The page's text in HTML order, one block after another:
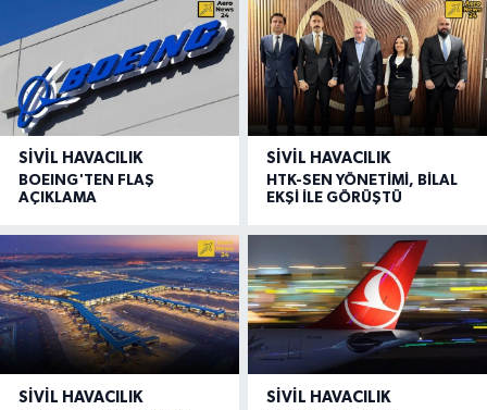
SIVIL HAVACILIK
BOEING'TEN FLAŞ
AÇIKLAMA
SIVIL HAVACILIK
HTK-SEN YÖNETİMİ, BİLAL
EKŞİ İLE GÖRÜŞTÜ
SIVIL HAVACILIK SIVIL HAVACILIK